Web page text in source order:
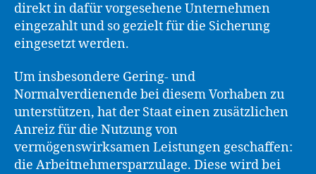
direkt in dafür vorgesehene Unternehmen
eingezahlt und so gezielt für die Sicherung
eingesetzt werden.
Um insbesondere Gering- und
Normalverdienende bei diesem Vorhaben zu
unterstützen, hat der Staat einen zusätzlichen
Anreiz für die Nutzung von
vermögenswirksamen Leistungen geschaffen:
die Arbeitnehmersparzulage. Diese wird bei